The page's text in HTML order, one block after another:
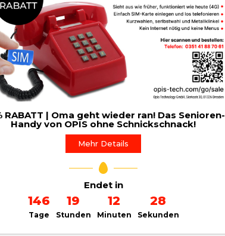
RABATT | Oma geht wieder ran! Das Senioren-
Handy von OPIS ohne Schnickschnack!
Mehr Details
Endet in
146
Tage
19
Stunden
12
Minuten
26
Sekunden